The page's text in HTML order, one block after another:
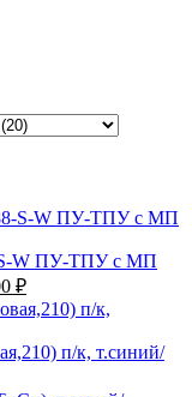
S-W ПУ-ТПУ с МП
₽.
₽Текущая
цена:
п/к, т.синий/